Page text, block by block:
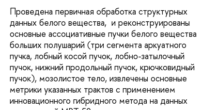
Проведена первичная обработка структурных
данных белого вещества, и реконструированы
основные ассоциативные пучки белого вещества
больших полушарий (три сегмента аркуатного
пучка, лобный косой пучок, лобно-затылочный
пучок, нижний продольный пучок, крючковидный
пучок), мозолистое тело, извлечены основные
метрики указанных трактов с применением
инновационного гибридного метода на данных